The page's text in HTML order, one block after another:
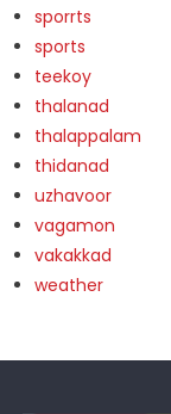
sporrts
sports
teekoy
thalanad
thalappalam
thidanad
uzhavoor
vagamon
vakakkad
weather